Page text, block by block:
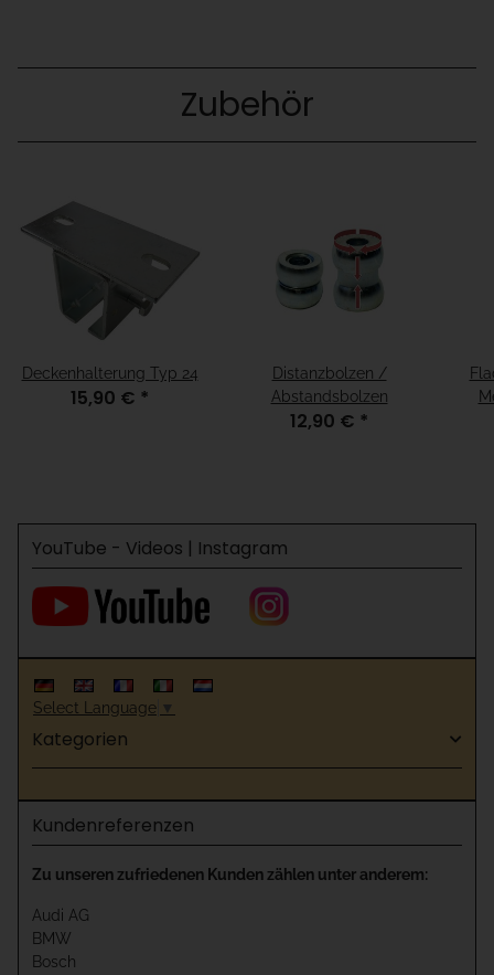
Zubehör
Deckenhalterung Typ 24
15,90 € *
Distanzbolzen /
Abstandsbolzen
12,90 € *
YouTube - Videos | Instagram
Select Language ▼
Kategorien
Kundenreferenzen
Zu unseren zufriedenen Kunden zählen unter anderem:
Audi AG
BMW
Bosch